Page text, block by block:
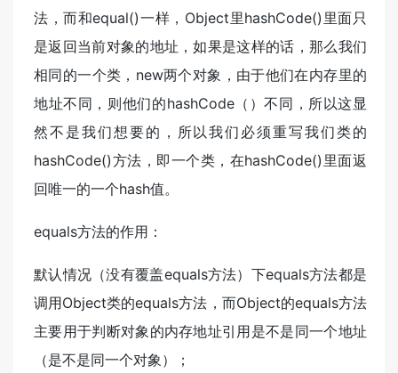
法，而和equal()一样，Object里hashCode()里面只
是返回当前对象的地址，如果是这样的话，那么我们
相同的一个类，new两个对象，由于他们在内存里的
地址不同，则他们的hashCode（）不同，所以这显
然不是我们想要的，所以我们必须重写我们类的
hashCode()方法，即一个类，在hashCode()里面返
回唯一的一个hash值。
equals方法的作用：
默认情况（没有覆盖equals方法）下equals方法都是
调用Object类的equals方法，而Object的equals方法
主要用于判断对象的内存地址引用是不是同一个地址
（是不是同一个对象）；